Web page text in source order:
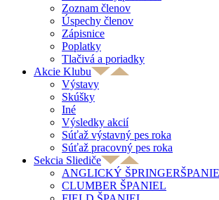
Zoznam členov
Úspechy členov
Zápisnice
Poplatky
Tlačivá a poriadky
Akcie Klubu
Výstavy
Skúšky
Iné
Výsledky akcií
Súťaž výstavný pes roka
Súťaž pracovný pes roka
Sekcia Sliediče
ANGLICKÝ
CLUMBER ŠPANIEL